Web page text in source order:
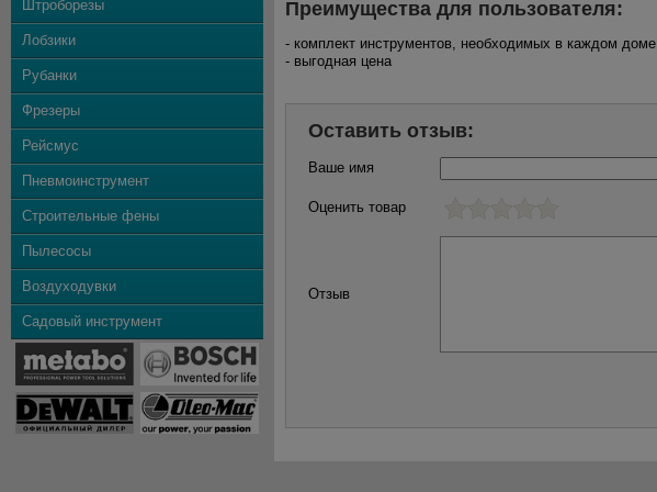
Штроборезы
Лобзики
Рубанки
Фрезеры
Рейсмус
Пневмоинструмент
Строительные фены
Пылесосы
Воздуходувки
Садовый инструмент
Преимущества для пользователя:
- комплект инструментов, необходимых в каждом доме
- выгодная цена
Оставить отзыв:
Ваше имя
Оценить товар
Отзыв